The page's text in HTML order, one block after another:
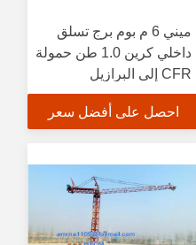
ميني 6 م بوم برج تسلق
داخلي كرين 1.0 طن حمولة
CFR إلى البرازيل
احصل على أفضل سعر